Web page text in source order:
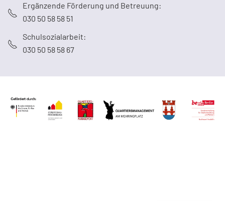
Ergänzende Förderung und Betreuung:
030 50 58 58 51
Schulsozialarbeit:
030 50 58 58 67